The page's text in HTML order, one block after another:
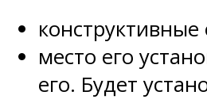
место его
его. Будет